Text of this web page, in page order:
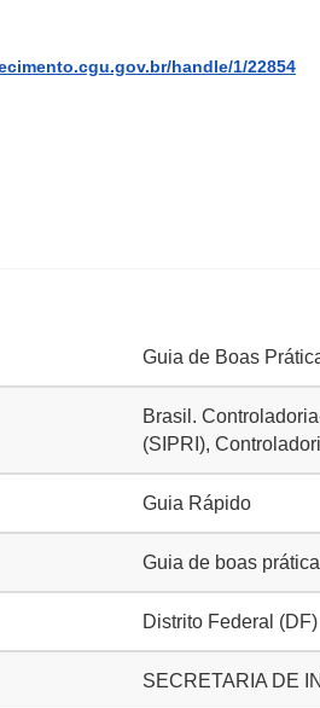
handle/1/22854
Guia de Boas
Brasil.
(SIPRI),
Guia Rápido
Guia de boas
Distrito Federal (DF)
SECRETARIA DE